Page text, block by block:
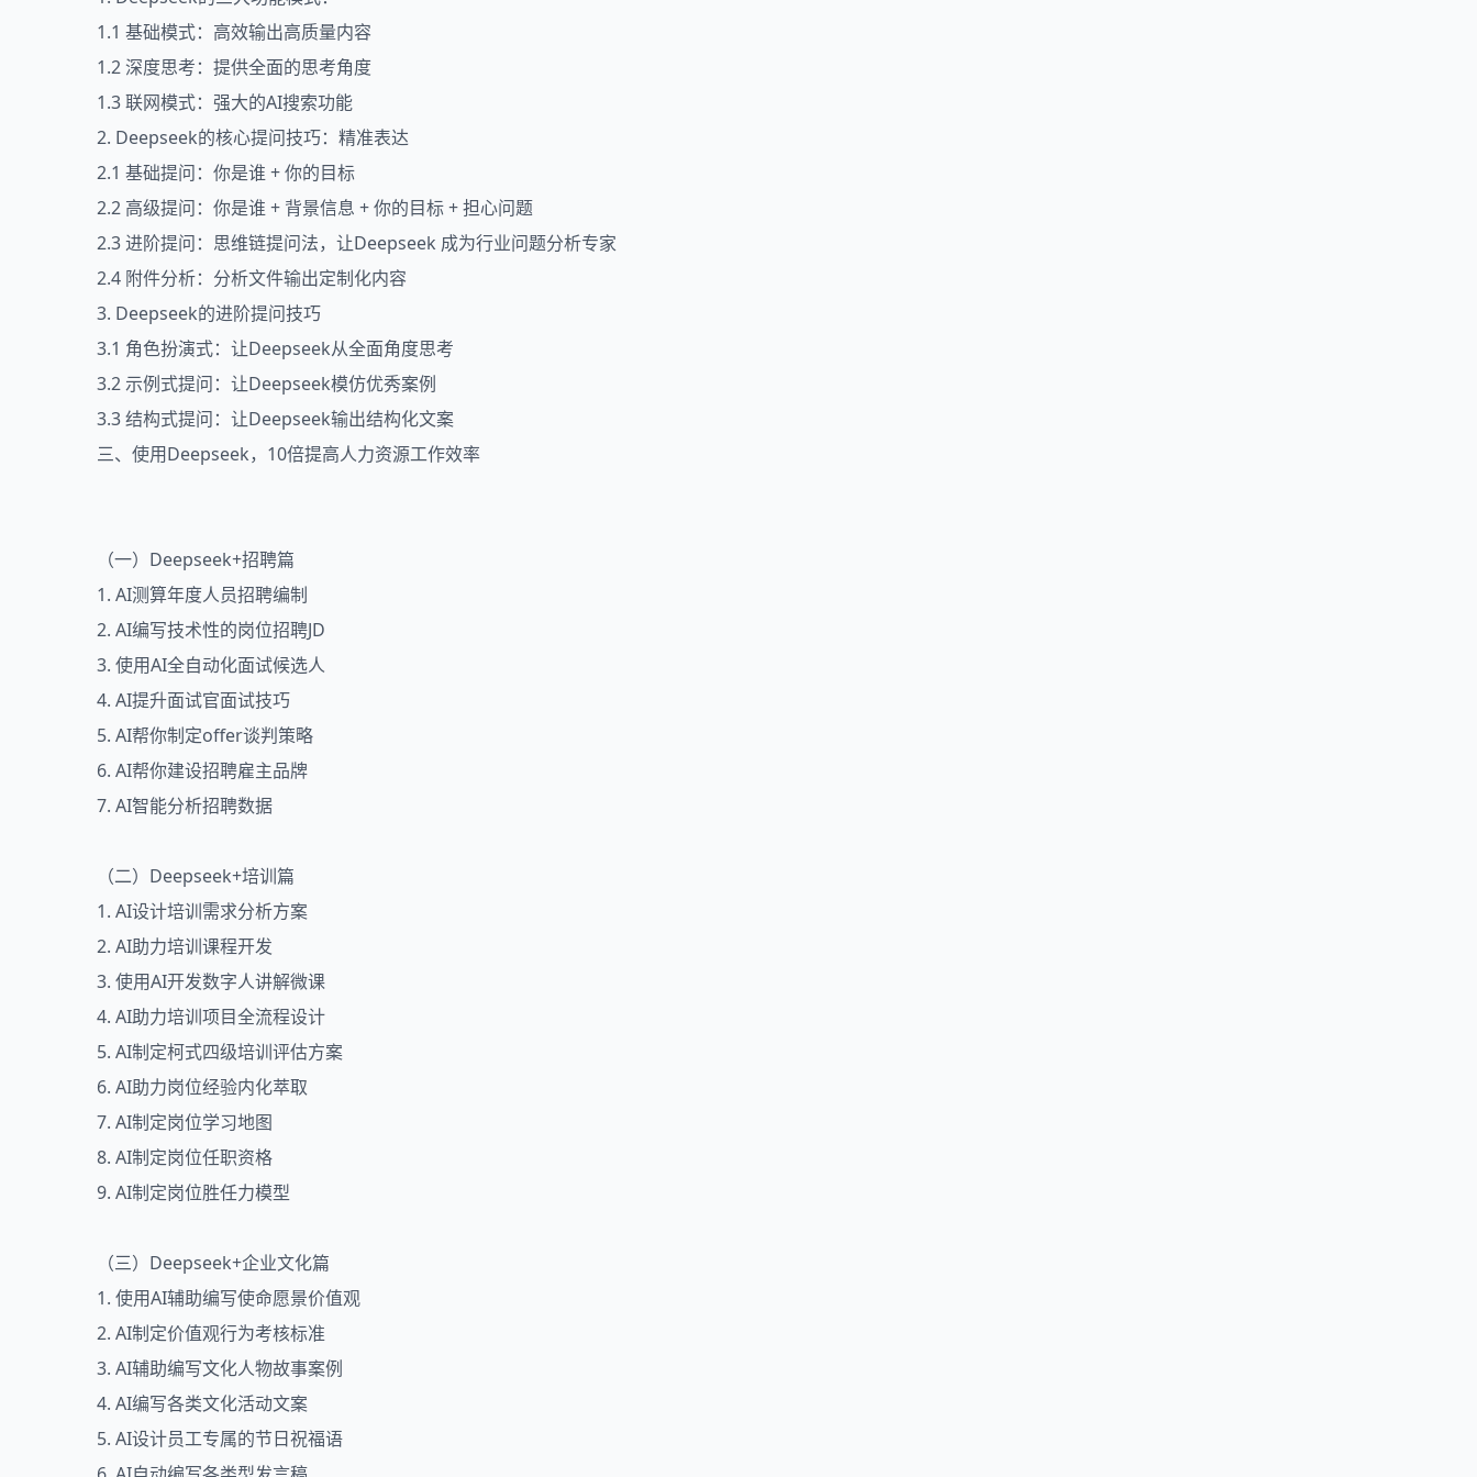
1.1 基础模式：高效输出高质量内容
1.2 深度思考：提供全面的思考角度
1.3 联网模式：强大的AI搜索功能
2. Deepseek的核心提问技巧：精准表达
2.1 基础提问：你是谁 + 你的目标
2.2 高级提问：你是谁 + 背景信息 + 你的目标 + 担心问题
2.3 进阶提问：思维链提问法，让Deepseek 成为行业问题分析专家
2.4 附件分析：分析文件输出定制化内容
3. Deepseek的进阶提问技巧
3.1 角色扮演式：让Deepseek从全面角度思考
3.2 示例式提问：让Deepseek模仿优秀案例
3.3 结构式提问：让Deepseek输出结构化文案
三、使用Deepseek，10倍提高人力资源工作效率
（一）Deepseek+招聘篇
1. AI测算年度人员招聘编制
2. AI编写技术性的岗位招聘JD
3. 使用AI全自动化面试候选人
4. AI提升面试官面试技巧
5. AI帮你制定offer谈判策略
6. AI帮你建设招聘雇主品牌
7. AI智能分析招聘数据
（二）Deepseek+培训篇
1. AI设计培训需求分析方案
2. AI助力培训课程开发
3. 使用AI开发数字人讲解微课
4. AI助力培训项目全流程设计
5. AI制定柯式四级培训评估方案
6. AI助力岗位经验内化萃取
7. AI制定岗位学习地图
8. AI制定岗位任职资格
9. AI制定岗位胜任力模型
（三）Deepseek+企业文化篇
1. 使用AI辅助编写使命愿景价值观
2. AI制定价值观行为考核标准
3. AI辅助编写文化人物故事案例
4. AI编写各类文化活动文案
5. AI设计员工专属的节日祝福语